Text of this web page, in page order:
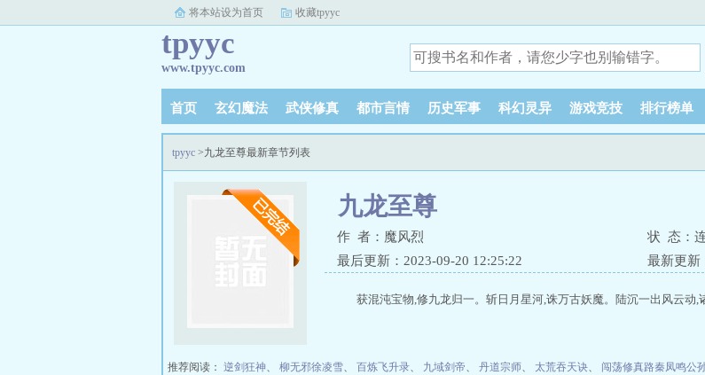
将本站设为首页 收藏tpyyc
tpyyc
www.tpyyc.com
首页 玄幻魔法 武侠修真 都市言情 历史军事 科幻灵异 游戏竞技 排行榜单
tpyyc >九龙至尊最新章节列表
九龙至尊
作 者：魔风烈
状 态：
最后更新：2023-09-20 12:25:22
最新更新
获混沌宝物,修九龙归一。斩日月星河,诛万古妖魔。陆沉一出风云动,
推荐阅读： 逆剑狂神、 柳无邪徐凌雪、 百炼飞升录、 九域剑帝、 丹道宗师、 太荒吞天诀、 闯荡修真路秦凤鸣公